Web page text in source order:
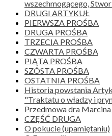
wszechmogącego,
DRUGI ARTYKUŁ
PIERWSZA PROŚBA
DRUGA PROŚBA
TRZECIA PROŚBA
CZWARTA PROŚBA
PIĄTA PROŚBA
SZÓSTA PROŚBA
OSTATNIA PROŚBA
Historia powstania
"Traktatu o władzy i
Przedmowa dra
CZĘŚĆ DRUGA
O pokucie (upamiętaniu)